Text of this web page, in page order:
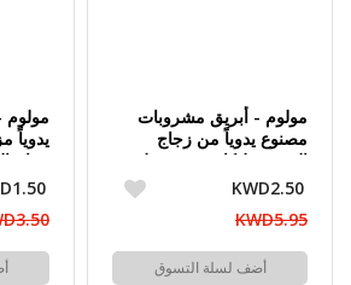
مولوم - أبريق مشروبات
مصنوع يدوياً من زجاج
البوروسيليكات 1400 مل
KWD2.50
KWD5.95
أضف لسلة التسوق
يدوياً
مل 2 حبة